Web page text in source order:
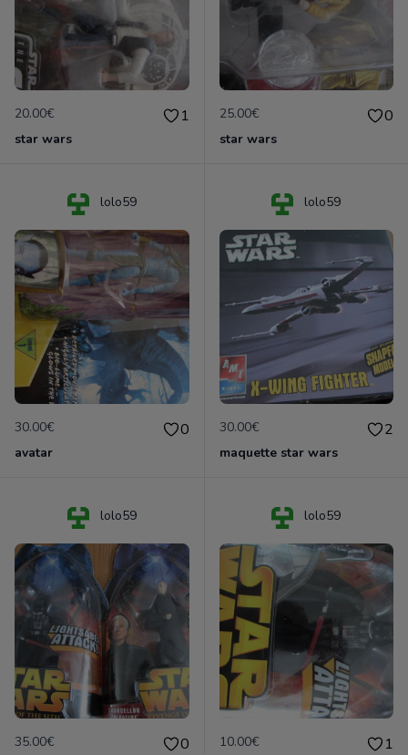
20.00€ 1
star wars
25.00€ 0
star wars
lolo59
30.00€ 0
avatar
lolo59
30.00€ 2
maquette star wars
lolo59
35.00€ 0
lolo59
10.00€ 1